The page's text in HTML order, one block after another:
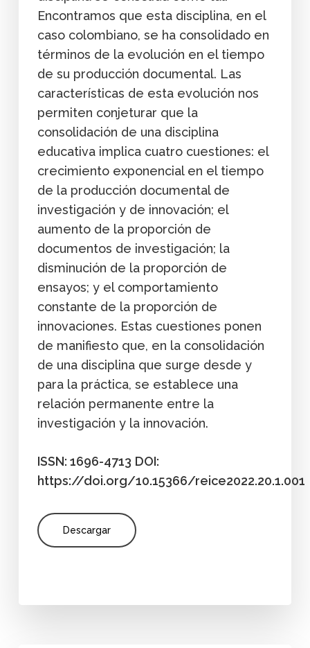
Encontramos que esta disciplina, en el
caso colombiano, se ha consolidado en
términos de la evolución en el tiempo
de su producción documental. Las
características de esta evolución nos
permiten conjeturar que la
consolidación de una disciplina
educativa implica cuatro cuestiones: el
crecimiento exponencial en el tiempo
de la producción documental de
investigación y de innovación; el
aumento de la proporción de
documentos de investigación; la
disminución de la proporción de
ensayos; y el comportamiento
constante de la proporción de
innovaciones. Estas cuestiones ponen
de manifiesto que, en la consolidación
de una disciplina que surge desde y
para la práctica, se establece una
relación permanente entre la
investigación y la innovación.
ISSN: 1696-4713 DOI:
https://doi.org/10.15366/reice2022.20.1.001
Descargar